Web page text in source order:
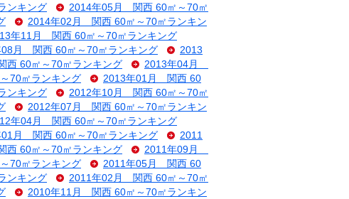
ンキング
2014年05月 関西 60㎡～70㎡
2014年02月 関西 60㎡～70㎡ランキン
年11月 関西 60㎡～70㎡ランキング
08月 関西 60㎡～70㎡ランキング
2013
60㎡～70㎡ランキング
2013年04月
70㎡ランキング
2013年01月 関西 60
ンキング
2012年10月 関西 60㎡～70㎡
2012年07月 関西 60㎡～70㎡ランキン
年04月 関西 60㎡～70㎡ランキング
01月 関西 60㎡～70㎡ランキング
2011
60㎡～70㎡ランキング
2011年09月
70㎡ランキング
2011年05月 関西 60
ンキング
2011年02月 関西 60㎡～70㎡
2010年11月 関西 60㎡～70㎡ランキン